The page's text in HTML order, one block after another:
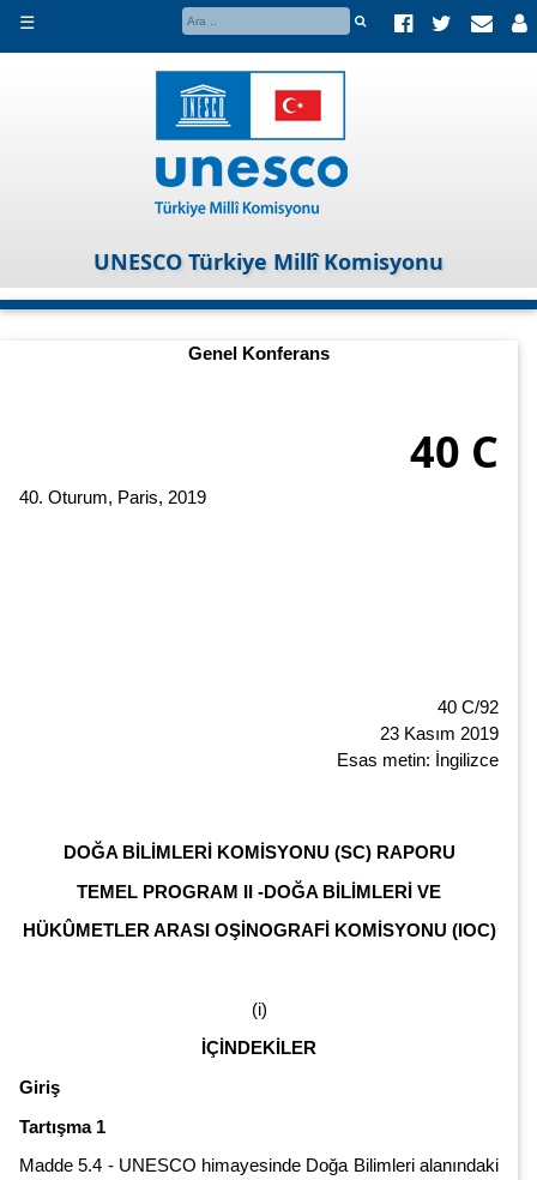
☰
UNESCO Türkiye Millî Komisyonu
Genel Konferans
40 C
40. Oturum, Paris, 2019
40 C/92
23 Kasım 2019
Esas metin: İngilizce
DOĞA BİLİMLERİ KOMİSYONU (SC) RAPORU
TEMEL PROGRAM II -DOĞA BİLİMLERİ VE
HÜKÛMETLER ARASI OŞİNOGRAFİ KOMİSYONU (IOC)
(i)
İÇİNDEKİLER
Giriş
Tartışma 1
Madde 5.4 - UNESCO himayesinde Doğa Bilimleri alanındaki